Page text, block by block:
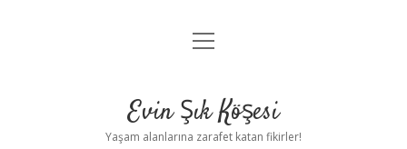
Anasayfa
Yasal Uyarı
menüyü
Evin Şık Köşesi
Yaşam alanlarına zarafet katan fikirler!